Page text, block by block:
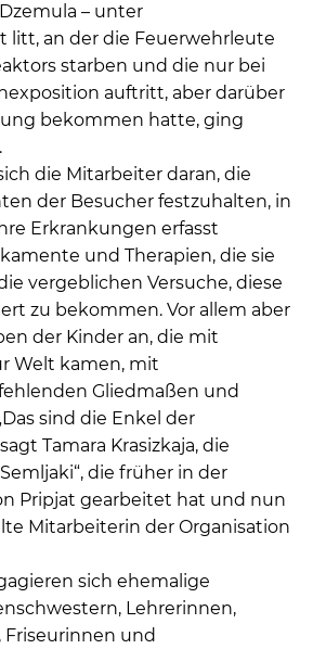
– unter
litt, an der die Feuerwehrleute
starben und die nur bei
auftritt, aber darüber
bekommen hatte, ging
die Mitarbeiter daran, die
der Besucher festzuhalten, in
Erkrankungen erfasst
und Therapien, die sie
vergeblichen Versuche, diese
zu bekommen. Vor allem aber
der Kinder an, die mit
Welt kamen, mit
Gliedmaßen und
sind die Enkel der
Tamara Krasizkaja, die
die früher in der
Pripjat gearbeitet hat und nun
Mitarbeiterin der Organisation
sich ehemalige
Lehrerinnen,
und